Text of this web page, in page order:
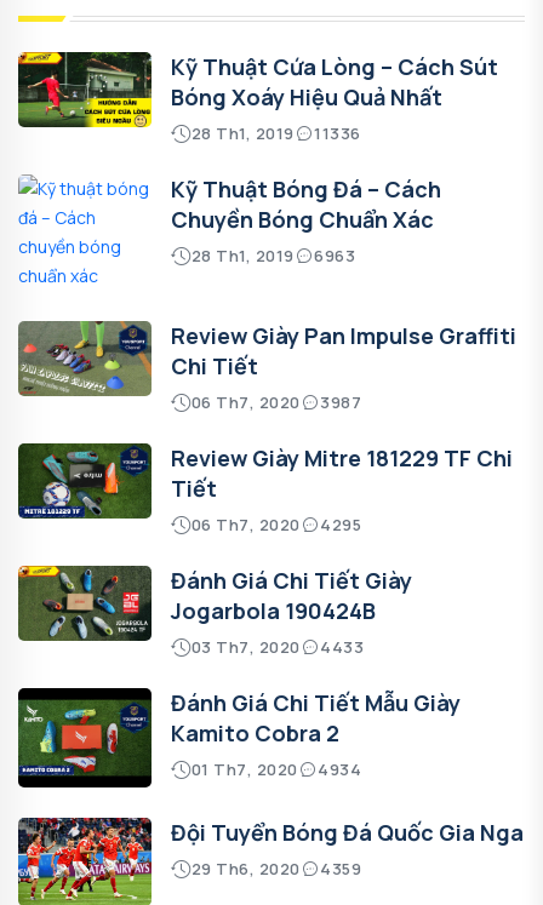
Kỹ Thuật Cứa Lòng – Cách Sút
Bóng Xoáy Hiệu Quả Nhất
28 Th1, 2019 11336
Kỹ Thuật Bóng Đá – Cách
Chuyền Bóng Chuẩn Xác
28 Th1, 2019 6963
Review Giày Pan Impulse Graffiti
Chi Tiết
06 Th7, 2020 3987
Review Giày Mitre 181229 TF Chi
Tiết
06 Th7, 2020 4295
Đánh Giá Chi Tiết Giày
Jogarbola 190424B
03 Th7, 2020 4433
Đánh Giá Chi Tiết Mẫu Giày
Kamito Cobra 2
01 Th7, 2020 4934
Đội Tuyển Bóng Đá Quốc Gia Nga
29 Th6, 2020 4359